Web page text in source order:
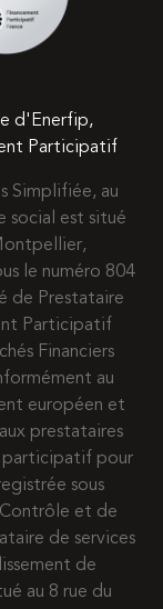
d'Enerfip,
Participatif
Simplifiée, au
social est situé
le numéro 804
de Prestataire
Participatif
Financiers
au
européen et
prestataires
participatif pour
sous
et de
de services
de
au 8 rue du